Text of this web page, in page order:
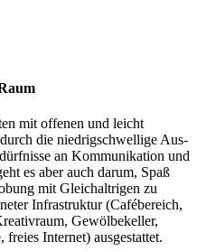
mit offe­nen und leicht
die nied­rig­schwel­li­ge Aus­
an Kom­mu­ni­ka­ti­on und
es aber auch dar­um, Spaß
mit Gleich­alt­ri­gen zu
Infra­struk­tur (Café­be­reich,
Gewöl­be­kel­ler,
Inter­net) ausgestattet.